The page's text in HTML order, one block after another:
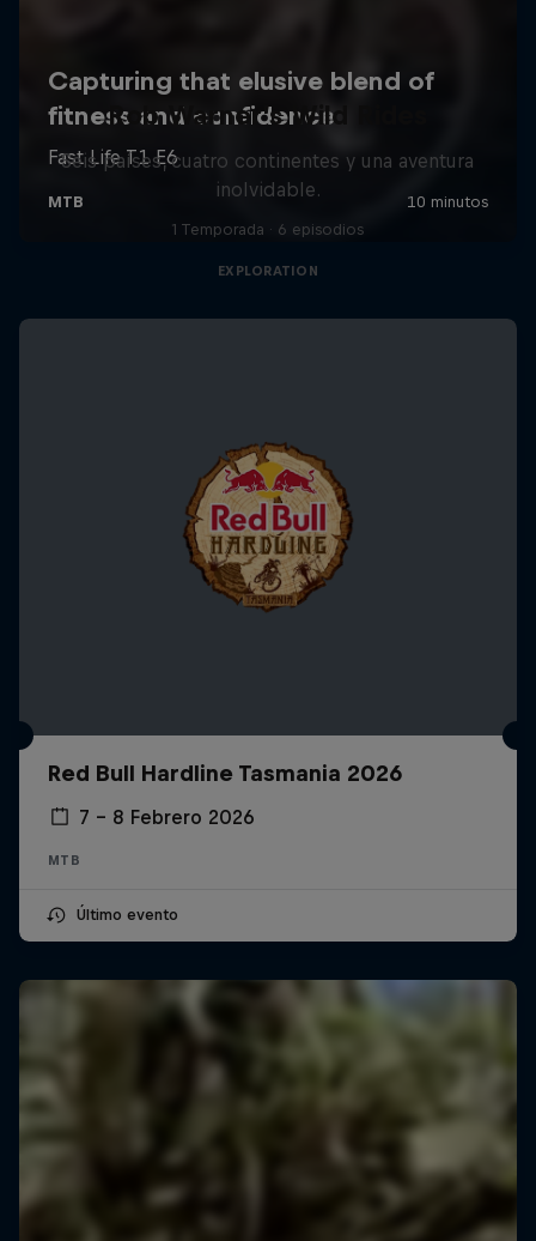
Rob Warner’s Wild Rides
Seis países, cuatro continentes y una aventura
inolvidable.
1 Temporada · 6 episodios
EXPLORATION
Red Bull Hardline Tasmania 2026
7 – 8 Febrero 2026
MTB
Último evento